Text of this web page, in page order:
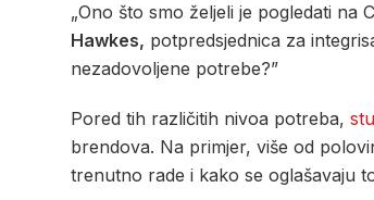
„Ono što smo željeli je pogledati na
Hawkes, potpredsjednica za
nezadovoljene potrebe?”
Pored tih različitih nivoa potreba,
brendova. Na primjer, više od
trenutno rade i kako se oglašavaju